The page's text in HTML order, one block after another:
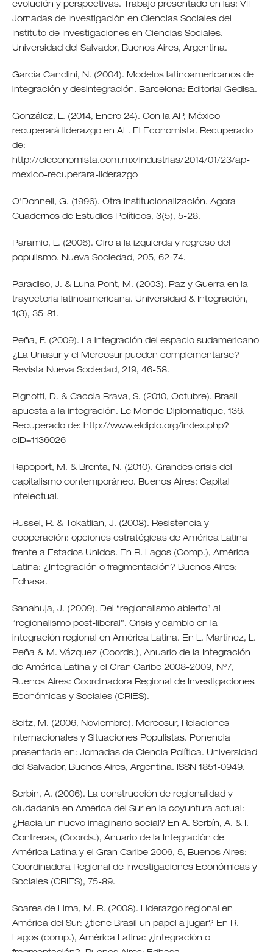
evolución y perspectivas. Trabajo presentado en las: VII
Jornadas de Investigación en Ciencias Sociales del
Instituto de Investigaciones en Ciencias Sociales.
Universidad del Salvador, Buenos Aires, Argentina.
García Canclini, N. (2004). Modelos latinoamericanos de
integración y desintegración. Barcelona: Editorial Gedisa.
González, L. (2014, Enero 24). Con la AP, México
recuperará liderazgo en AL. El Economista. Recuperado
de:
http://eleconomista.com.mx/industrias/2014/01/23/ap-
mexico-recuperara-liderazgo
O'Donnell, G. (1996). Otra Institucionalización. Agora
Cuadernos de Estudios Políticos, 3(5), 5-28.
Paramio, L. (2006). Giro a la izquierda y regreso del
populismo. Nueva Sociedad, 205, 62-74.
Paradiso, J. & Luna Pont, M. (2003). Paz y Guerra en la
trayectoria latinoamericana. Universidad & Integración,
1(3), 35-81.
Peña, F. (2009). La integración del espacio sudamericano
¿La Unasur y el Mercosur pueden complementarse?
Revista Nueva Sociedad, 219, 46-58.
Pignotti, D. & Caccia Brava, S. (2010, Octubre). Brasil
apuesta a la integración. Le Monde Diplomatique, 136.
Recuperado de: http://www.eldiplo.org/index.php?
cID=1136026
Rapoport, M. & Brenta, N. (2010). Grandes crisis del
capitalismo contemporáneo. Buenos Aires: Capital
Intelectual.
Russel, R. & Tokatlian, J. (2008). Resistencia y
cooperación: opciones estratégicas de América Latina
frente a Estados Unidos. En R. Lagos (Comp.), América
Latina: ¿Integración o fragmentación? Buenos Aires:
Edhasa.
Sanahuja, J. (2009). Del “regionalismo abierto” al
“regionalismo post-liberal”. Crisis y cambio en la
integración regional en América Latina. En L. Martínez, L.
Peña & M. Vázquez (Coords.), Anuario de la Integración
de América Latina y el Gran Caribe 2008-2009, Nº7,
Buenos Aires: Coordinadora Regional de Investigaciones
Económicas y Sociales (CRIES).
Seitz, M. (2006, Noviembre). Mercosur, Relaciones
Internacionales y Situaciones Populistas. Ponencia
presentada en: Jornadas de Ciencia Política. Universidad
del Salvador, Buenos Aires, Argentina. ISSN 1851-0949.
Serbín, A. (2006). La construcción de regionalidad y
ciudadanía en América del Sur en la coyuntura actual:
¿Hacia un nuevo imaginario social? En A. Serbín, A. & I.
Contreras, (Coords.), Anuario de la Integración de
América Latina y el Gran Caribe 2006, 5, Buenos Aires:
Coordinadora Regional de Investigaciones Económicas y
Sociales (CRIES), 75-89.
Soares de Lima, M. R. (2008). Liderazgo regional en
América del Sur: ¿tiene Brasil un papel a jugar? En R.
Lagos (comp.), América Latina: ¿integración o